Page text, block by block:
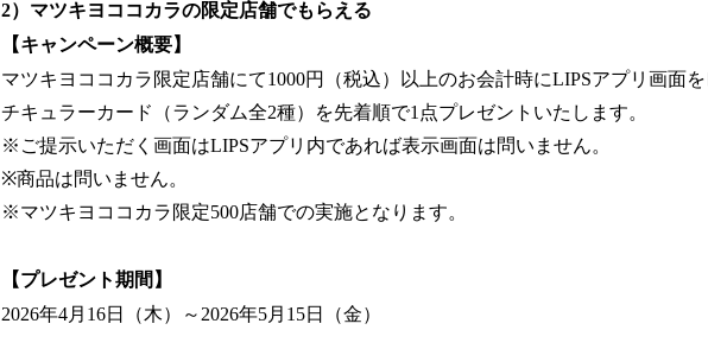
2）マツキヨココカラの限定店舗でもらえる
【キャンペーン概要】
マツキヨココカラ限定店舗にて1000円（税込）以上のお会計時にLIPSアプリ画面
チキュラーカード（ランダム全2種）を先着順で1点プレゼントいたします。
※ご提示いただく画面はLIPSアプリ内であれば表示画面は問いません。
※商品は問いません。
※マツキヨココカラ限定500店舗での実施となります。
【プレゼント期間】
2026年4月16日（木）～2026年5月15日（金）